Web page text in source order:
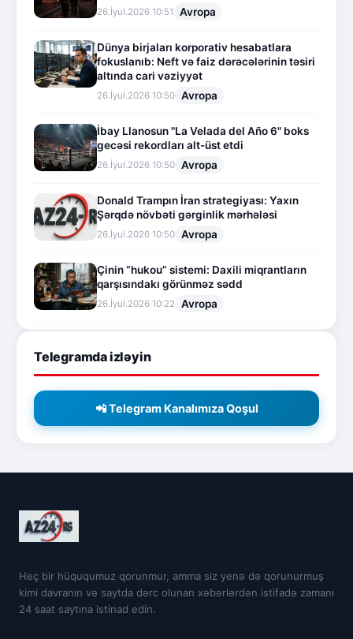
26.İyul.2026 10:51 Avropa
Dünya birjaları korporativ hesabatlara
fokuslanıb: Neft və faiz dərəcələrinin təsiri
altında cari vəziyyət
26.İyul.2026 10:50 Avropa
İbay Llanosun "La Velada del Año 6" boks
gecəsi rekordları alt-üst etdi
26.İyul.2026 10:50 Avropa
Donald Trampın İran strategiyası: Yaxın
Şərqdə növbəti gərginlik mərhələsi
26.İyul.2026 10:50 Avropa
Çinin “hukou” sistemi: Daxili miqrantların
qarşısındakı görünməz sədd
26.İyul.2026 10:22 Avropa
Telegramda izləyin
📲 Telegram Kanalımıza Qoşul
Heç bir hüququmuz qorunmur, amma siz yenə də qorunurmuş
kimi davranın və saytda dərc olunan xəbərlərdən istifadə zamanı
24 saat saytına istinad edin.